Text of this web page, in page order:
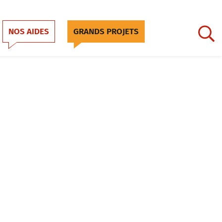
NOS AIDES GRANDS PROJETS